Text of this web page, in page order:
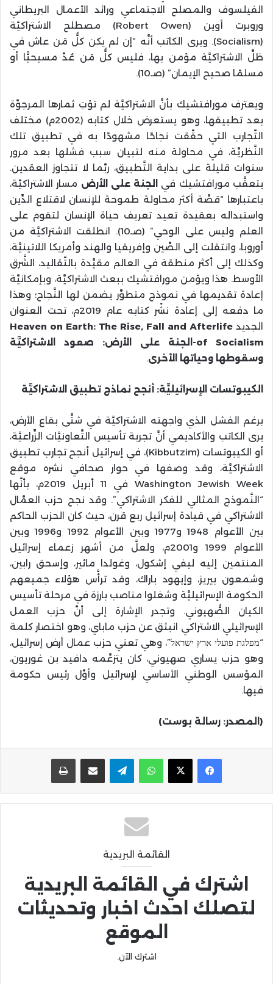
الفيلسوف والمصلح الاجتماعي ورائد الأعمال البريطاني
وروبرت أوين (Robert Owen) مصطلح الاشتراكيَّة
(Socialism). ويرى الكاتب أنَّه “إن لم يكن كلُّ مَن عاش في
ظلِّ الاشتراكيَّة مؤمن بها، فليس كلُّ مَن عُدَّ مسيحيًّا أو
مسلمًا صحيح الإيمان” (صـ10).
ويعترف مورافتشيك بأنَّ الاشتراكيَّة لم تؤتِ ثمارها المرجوَّة
بعد تطبيقها، وهو يستعرض خلال كتابه (2002م) مختلف
التَّجارب التي حقَّقت نجاحًا مشهودًا به في تطبيق تلك
النَّظريَّة، في محاولة منه لتبيان سبب فشلها بعد مرور
سنوات قليلة على بداية التَّطبيق، ربَّما لا تتجاوز العقدين.
يتعقَّب مورافتشيك في
الجنة على الأرض مسار الاشتراكيَّة،
باعتبارها “قصَّة أكثر محاولة طموحة للإنسان لاقتلاع الدِّين
واستبداله بعقيدة تعيد تعريف حياة الإنسان لتقوم على
العلم وليس على الوحي” (صـ10). انطلقت الاشتراكيَّة من
أوروبا، وانتقلت إلى الصِّين وإفريقيا والهند وأمريكا اللاتينيَّة،
وكذلك إلى أكثر منطقة في العالم مقيَّدة بالتَّقاليد، الشَّرق
الأوسط. هذا ويؤمن مورافتشيك ببعث الاشتراكيَّة، وبإمكانيَّة
إعادة تقديمها في نموذج متطوِّر يضمن لها النَّجاح؛ وهذا
ما دفعه إلى إعادة نشْر كتابه عام 2019م، تحت العنوان
الجديد Heaven on Earth: The Rise, Fall and Afterlife
of Socialism-الجنة على الأرض: صعود الاشتراكيَّة
وسقوطها وحياتها الأخرى.
الكيبوتسات الإسرائيليَّة: أنجح نماذج تطبيق الاشتراكيَّة
برغم الفشل الذي واجهته الاشتراكيَّة في شتَّى بقاع الأرض،
يرى الكاتب والأكاديمي أنَّ تجربة تأسيس التَّعاونيَّات الزِّراعيَّة،
أو الكيبوتسات (Kibbutzim)، في إسرائيل أنجح تجارب تطبيق
الاشتراكيَّة، وقد وصفها في حوار صحافي نشره موقع
Washington Jewish Week في 11 أبريل 2019م، بأنَّها
“النَّموذج المثالي للفكر الاشتراكي”. وقد نجح حزب العمَّال
الاشتراكي في قيادة إسرائيل ربع قرن، حيث كان الحزب الحاكم
بين الأعوام 1948 و1977 وبين الأعوام 1992 و1996 وبين
الأعوام 1999 و2001م، ولعلَّ من أشهر زعماء إسرائيل
المنتمين إليه ليفي إشكول، وغولدا مائير، وإسحق رابين،
وشمعون بيريز، وإيهود باراك، وقد ترأَّس هؤلاء جميعهم
الحكومة الإسرائيليَّة وشغلوا مناصب بارزة في مرحلة تأسيس
الكيان الصُّهيوني. وتجدر الإشارة إلى أنَّ حزب العمل
الإسرائيلي الاشتراكي انبثق عن حزب ماباي، وهو اختصار كلمة
“מפלגת פועלי ארץ ישראל”، وهي تعني حزب عمال أرض إسرائيل،
وهو حزب يساري صهيوني، كان يتزعَّمه دافيد بن غوريون،
المؤسس الوطني الأساسي لإسرائيل وأوَّل رئيس حكومة
فيها.
(المصدر: رسالة بوست)
واتساب تيلقرام مشاركة عبر البريد
القائمة البريدية
اشترك في القائمة البريدية
لتصلك احدث اخبار وتحديثات
الموقع
اشترك الآن.